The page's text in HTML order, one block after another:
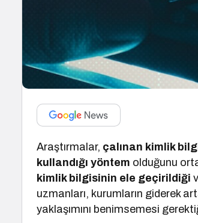
Araştırmalar, çalınan kimlik
kullandığı yöntem olduğunu
kimlik bilgisinin ele geçirildiği
uzmanları, kurumların giderek
yaklaşımını benimsemesi